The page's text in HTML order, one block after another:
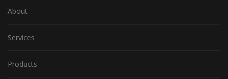
About
Services
Products